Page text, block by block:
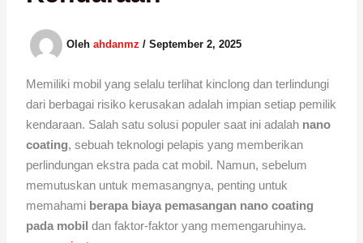
Olehahdanmz/September 2, 2025
Memiliki mobil yang selalu terlihat kinclong dan terlindungi
dari berbagai risiko kerusakan adalah impian setiap pemilik
kendaraan. Salah satu solusi populer saat ini adalah nano
coating, sebuah teknologi pelapis yang memberikan
perlindungan ekstra pada cat mobil. Namun, sebelum
memutuskan untuk memasangnya, penting untuk
memahami berapa biaya pemasangan nano coating
pada mobil dan faktor-faktor yang memengaruhinya.